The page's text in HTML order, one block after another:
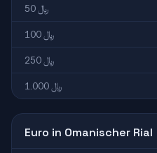
50 ﷼
100 ﷼
250 ﷼
1.000 ﷼
Euro in Omanischer Rial